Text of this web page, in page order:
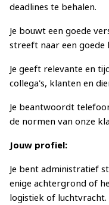
deadlines te behalen.
Je bouwt een goede
streeft naar een goede
Je geeft relevante en
collega's, klanten en
Je beantwoordt
de normen van onze
Jouw profiel:
Je bent administratief
enige achtergrond of
logistiek of luchtvracht.